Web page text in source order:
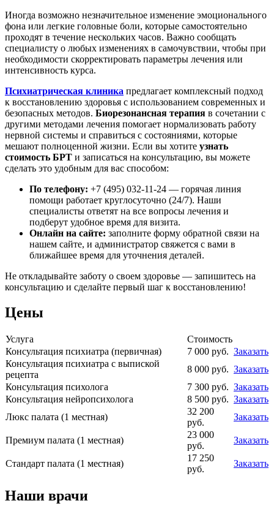
Иногда возможно незначительное изменение эмоционального
фона или легкие головные боли, которые самостоятельно
проходят в течение нескольких часов. Важно сообщать
специалисту о любых изменениях в самочувствии, чтобы при
необходимости скорректировать параметры лечения или
интенсивность курса.
Психиатрическая клиника предлагает комплексный подход
к восстановлению здоровья с использованием современных и
безопасных методов. Биорезонансная терапия в сочетании с
другими методами лечения помогает нормализовать работу
нервной системы и справиться с состояниями, которые
мешают полноценной жизни. Если вы хотите узнать
стоимость БРТ и записаться на консультацию, вы можете
сделать это удобным для вас способом:
По телефону: +7 (495) 032-11-24 — горячая линия
помощи работает круглосуточно (24/7). Наши
специалисты ответят на все вопросы лечения и
подберут удобное время для визита.
Онлайн на сайте: заполните форму обратной связи на
нашем сайте, и администратор свяжется с вами в
ближайшее время для уточнения деталей.
Не откладывайте заботу о своем здоровье — запишитесь на
консультацию и сделайте первый шаг к восстановлению!
Цены
Услуга
Стоимость
Консультация психиатра (первичная)
7 000 руб. Заказать
Консультация психиатра с выпиской
рецепта
8 000 руб. Заказать
Консультация психолога
7 300 руб. Заказать
Консультация нейропсихолога
8 500 руб. Заказать
Люкс палата (1 местная)
32 200
руб.
Заказать
Премиум палата (1 местная)
23 000
руб.
Заказать
Стандарт палата (1 местная)
17 250
руб.
Заказать
Наши врачи